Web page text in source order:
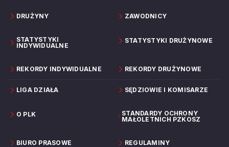
DRUŻYNY ZAWODNICY
STATYSTYKI
INDYWIDUALNE
STATYSTYKI DRUŻYNOWE
REKORDY INDYWIDUALNE REKORDY DRUŻYNOWE
LIGA DZIAŁA SĘDZIOWIE I KOMISARZE
O PLK
STANDARDY OCHRONY
MAŁOLETNICH PZKOSZ
BIURO PRASOWE REGULAMINY